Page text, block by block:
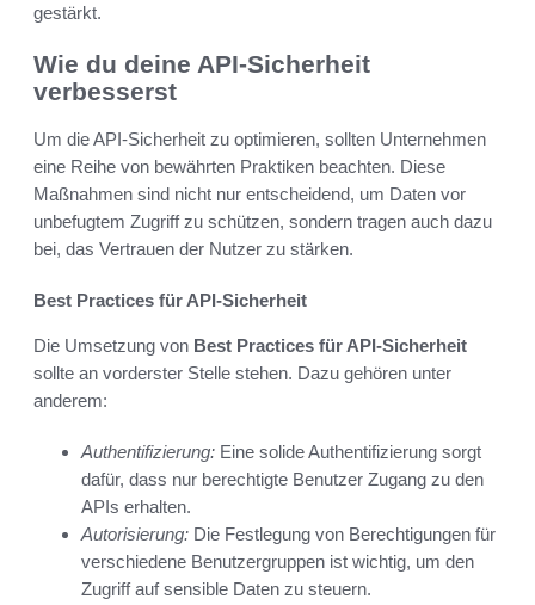
gestärkt.
Wie du deine API-Sicherheit
verbesserst
Um die API-Sicherheit zu optimieren, sollten Unternehmen
eine Reihe von bewährten Praktiken beachten. Diese
Maßnahmen sind nicht nur entscheidend, um Daten vor
unbefugtem Zugriff zu schützen, sondern tragen auch dazu
bei, das Vertrauen der Nutzer zu stärken.
Best Practices für API-Sicherheit
Die Umsetzung von Best Practices für API-Sicherheit
sollte an vorderster Stelle stehen. Dazu gehören unter
anderem:
Authentifizierung: Eine solide Authentifizierung sorgt
dafür, dass nur berechtigte Benutzer Zugang zu den
APIs erhalten.
Autorisierung: Die Festlegung von Berechtigungen für
verschiedene Benutzergruppen ist wichtig, um den
Zugriff auf sensible Daten zu steuern.